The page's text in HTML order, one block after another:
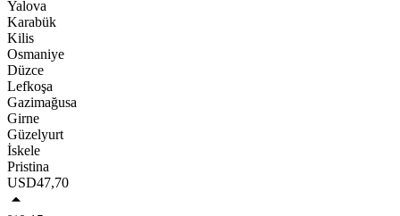
Yalova
Karabük
Kilis
Osmaniye
Düzce
Lefkoşa
Gazimağusa
Girne
Güzelyurt
İskele
Pristina
USD47,70